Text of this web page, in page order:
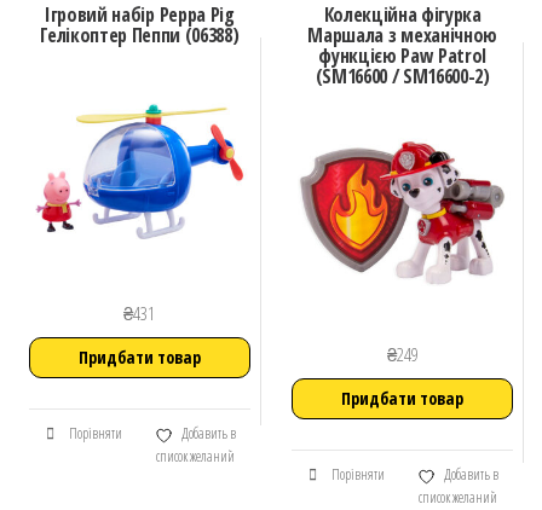
Ігровий набір Peppa Pig
Гелікоптер Пеппи (06388)
₴431
Придбати товар
Порівняти
Добавить в
список желаний
Колекційна фігурка
Маршала з механічною
функцією Paw Patrol
(SM16600 / SM16600-2)
₴249
Придбати товар
Порівняти
Добавить в
список желаний